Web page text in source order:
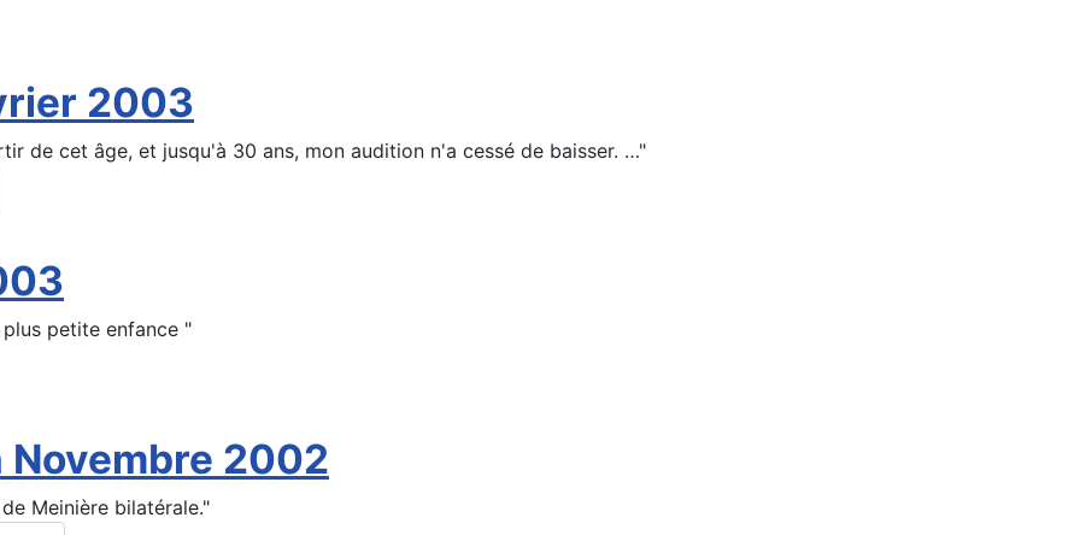
2003
de cet âge, et jusqu'à 30 ans, mon audition n'a cessé de baisser. …"
petite enfance "
2002
Meinière bilatérale."